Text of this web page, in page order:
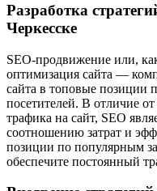
Разработка
Черкесске
SEO-продвижение или,
оптимизация сайта —
сайта в топовые позиции
посетителей. В отличие
трафика на сайт, SEO
соотношению затрат и
позиции по популярным
обеспечите постоянный